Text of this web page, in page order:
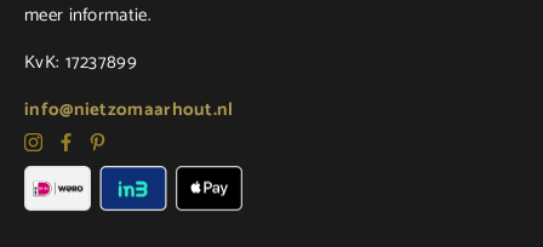
meer informatie.
KvK: 17237899
info@nietzomaarhout.nl